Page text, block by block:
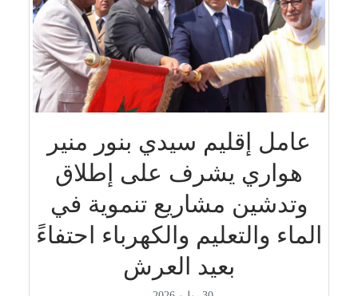
عامل إقليم سيدي بنور منير
هواري يشرف على إطلاق
وتدشين مشاريع تنموية في
الماء والتعليم والكهرباء احتفاءً
بعيد العرش